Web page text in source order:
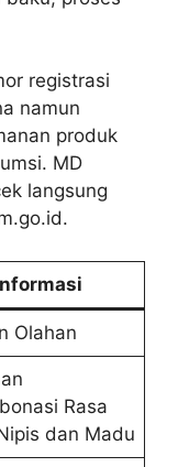
registrasi
namun
produk
MD
langsung
Olahan
Rasa
dan Madu